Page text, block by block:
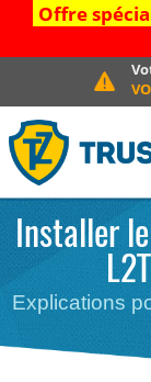
Offre
Installer
Explications